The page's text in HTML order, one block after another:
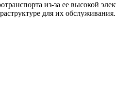
из-за ее высокой
для их обслуживания.